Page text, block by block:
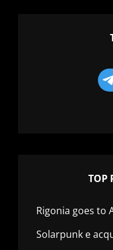
TOP
Rigonia goes to
Solarpunk e